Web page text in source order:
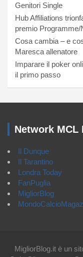
Genitori Single
Hub Affiliations
premio
Cosa cambia – e
Maresca allenatore
Imparare il poker
il primo passo
Network MCL
Il Dunque
Il Tarantino
Londra Today
FanPuglia
MigliorBlog
MigliorBlog.it è un